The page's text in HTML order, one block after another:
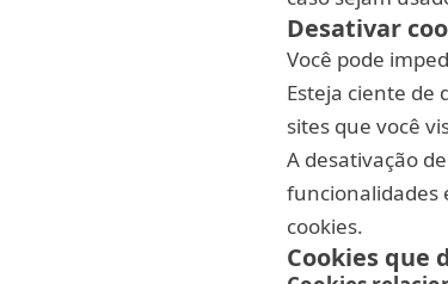
Desativar
Você pode
Esteja ciente de
sites que você
A desativação
funcionalidades
cookies.
Cookies que